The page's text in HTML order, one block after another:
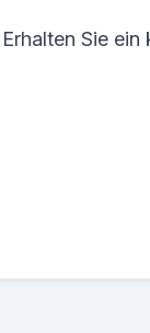
Erhalten Sie